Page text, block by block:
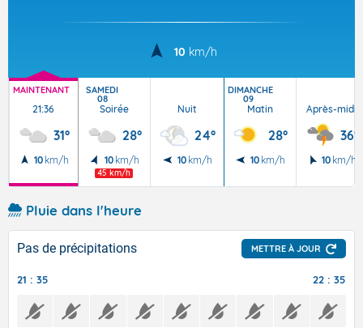
10 km/h
MAINTENANT
21:36
31°
10 km/h
SAMEDI
08
Soirée
28°
10 km/h
45 km/h
Nuit
24°
10 km/h
DIMANCHE
09
Matin
28°
10 km/h
Après-midi
36°
10 km/h
Pluie dans l'heure
Pas de précipitations METTRE À JOUR
21 : 35 22 : 35